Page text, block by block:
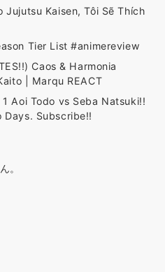
Jujutsu Kaisen, Tôi Sẽ Thích
Tier List #animereview
Caos & Harmonia
| Marqu REACT
Aoi Todo vs Seba Natsuki!!
Days. Subscribe!!
。